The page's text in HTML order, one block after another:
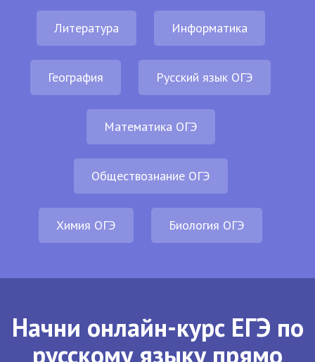
Литература Информатика
География Русский язык ОГЭ
Математика ОГЭ
Обществознание ОГЭ
Химия ОГЭ Биология ОГЭ
Начни онлайн-курс ЕГЭ по
русскому языку прямо